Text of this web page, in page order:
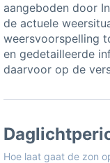
aangeboden door
de actuele
weersvoorspelling
en gedetailleerde
daarvoor op de
Hoe laat gaat de zon